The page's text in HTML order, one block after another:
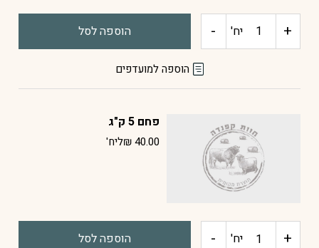
+ כמות
ק"ג
יח' - הוספה לסל
הוספה למועדפים
פחם 5 ק"ג
₪40.00 ליח'
+ כמות יח' - הוספה לסל